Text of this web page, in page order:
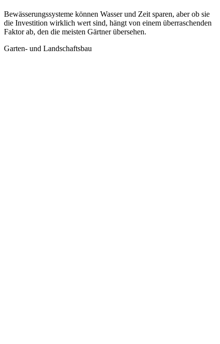
Bewässerungssysteme können Wasser und Zeit sparen, aber ob sie
die Investition wirklich wert sind, hängt von einem überraschenden
Faktor ab, den die meisten Gärtner übersehen.
Garten- und Landschaftsbau